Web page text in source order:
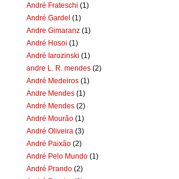
André Frateschi (1)
André Gardel (1)
Andre Gimaranz (1)
André Hosoi (1)
André Iarozinski (1)
andre L. R. mendes (2)
André Medeiros (1)
Andre Mendes (1)
André Mendes (2)
André Mourão (1)
André Oliveira (3)
André Paixão (2)
André Pelo Mundo (1)
André Prando (2)